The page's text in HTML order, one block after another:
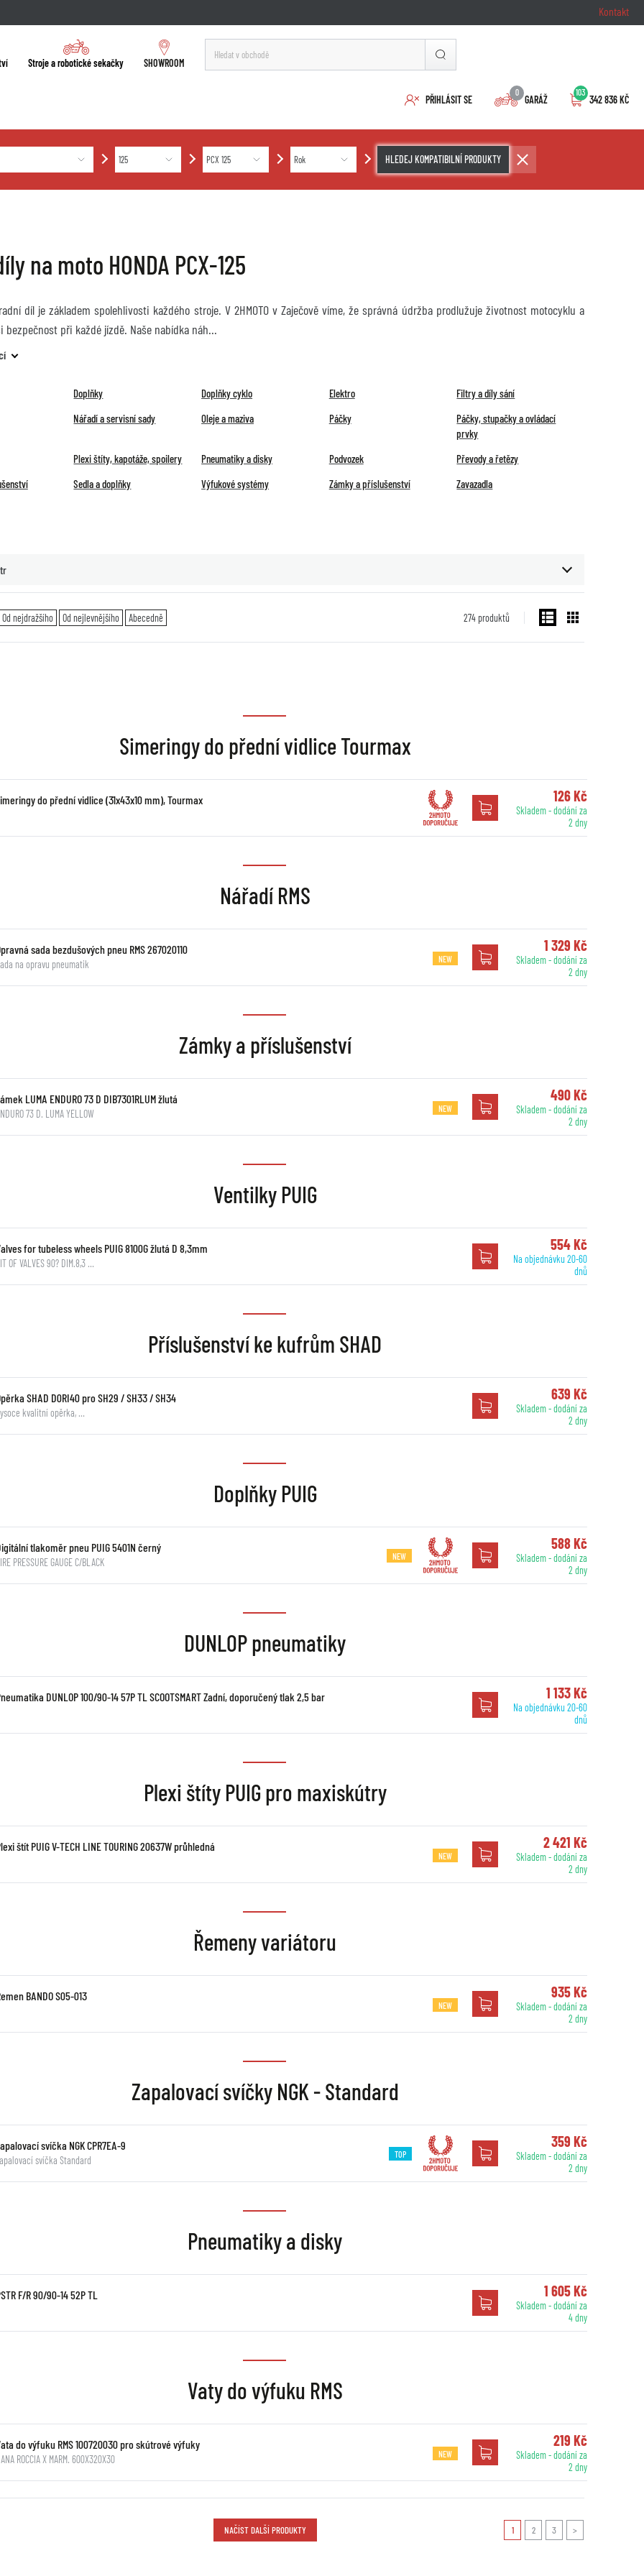
Kontakt
Stroje a robotické sekačky SHOWROOM
PŘIHLÁSIT SE
0
GARÁŽ
103
342 836 KČ
HLEDEJ KOMPATIBILNÍ PRODUKTY
na moto HONDA PCX-125
díl je základem spolehlivosti každého stroje. V 2HMOTO v Zaječově víme, že správná údržba prodlužuje životnost motocyklu a
bezpečnost při každé jízdě. Naše nabídka náh
Doplňky Doplňky cyklo Elektro
Filtry a díly sání
Nářadí a servisní sady
Oleje a maziva Páčky
Páčky, stupačky a ovládací
prvky
Plexi štíty, kapotáže, spoilery
Pneumatiky a disky Podvozek
Převody a řetězy
Sedla a doplňky Výfukové systémy Zámky a příslušenství Zavazadla
274 produktů
Od nejdražšího Od nejlevnějšího Abecedně
Simeringy do přední vidlice Tourmax
do přední vidlice (31x43x10 mm), Tourmax 126 Kč
Skladem - dodání za
2 dny
Nářadí RMS
sada bezdušových pneu RMS 267020110
na opravu pneumatik NEW
1 329 Kč
Skladem - dodání za
2 dny
Zámky a příslušenství
LUMA ENDURO 73 D DIB7301RLUM žlutá
73 D. LUMA YELLOW NEW
490 Kč
Skladem - dodání za
2 dny
Ventilky PUIG
for tubeless wheels PUIG 8100G žlutá D 8,3mm
OF VALVES 90? DIM.8,3 …
554 Kč
Na objednávku 20-60
dnů
Příslušenství ke kufrům SHAD
SHAD D0RI40 pro SH29 / SH33 / SH34
kvalitní opěrka, …
639 Kč
Skladem - dodání za
2 dny
Doplňky PUIG
tlakoměr pneu PUIG 5401N černý
PRESSURE GAUGE C/BLACK NEW
588 Kč
Skladem - dodání za
2 dny
DUNLOP pneumatiky
DUNLOP 100/90-14 57P TL SCOOTSMART Zadní, doporučený tlak 2,5 bar 1 133 Kč
Na objednávku 20-60
dnů
Plexi štíty PUIG pro maxiskútry
štít PUIG V-TECH LINE TOURING 20637W průhledná
NEW
2 421 Kč
Skladem - dodání za
2 dny
Řemeny variátoru
BANDO S05-013
NEW
935 Kč
Skladem - dodání za
2 dny
Zapalovací svíčky NGK - Standard
svíčka NGK CPR7EA-9
svíčka Standard TOP
359 Kč
Skladem - dodání za
2 dny
Pneumatiky a disky
F/R 90/90-14 52P TL 1 605 Kč
Skladem - dodání za
4 dny
Vaty do výfuku RMS
do výfuku RMS 100720030 pro skútrové výfuky
ROCCIA X MARM. 600X320X30 NEW
219 Kč
Skladem - dodání za
2 dny
NAČÍST DALŠÍ PRODUKTY 1 2 3 >